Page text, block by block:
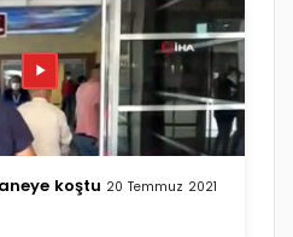
koştu 20 Temmuz 2021